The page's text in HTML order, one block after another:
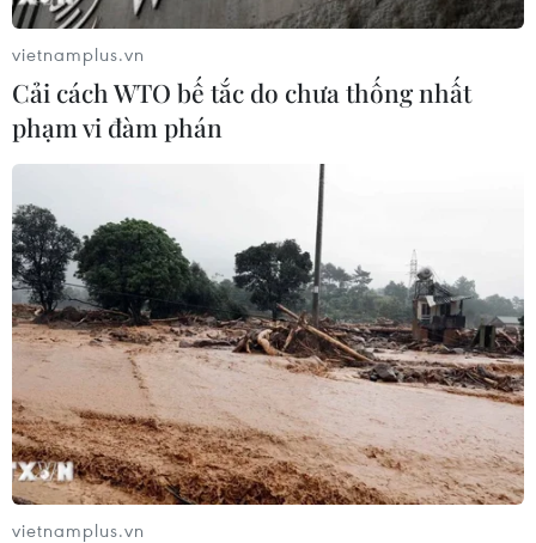
(TTXVN/Vietnam+)
#Brexit #Thủ tướng Anh #Theresa May
#Hạ viện
#Nghị sỹ đảng Bảo thủ
#Từ nhiệm Anh
vietnamplus.vn
Cải cách WTO bế tắc do chưa thống nhất
phạm vi đàm phán
vietnamplus.vn